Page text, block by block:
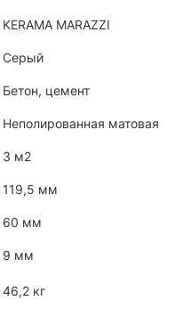
KERAMA MARAZZI
Серый
Бетон, цемент
Неполированная матовая
3 м2
119,5 мм
60 мм
9 мм
46,2 кг